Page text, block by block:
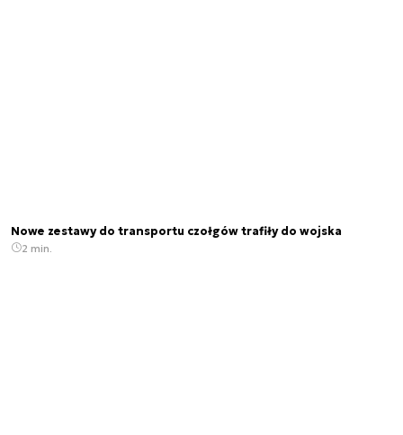
Nowe zestawy do transportu czołgów trafiły do wojska
2 min.